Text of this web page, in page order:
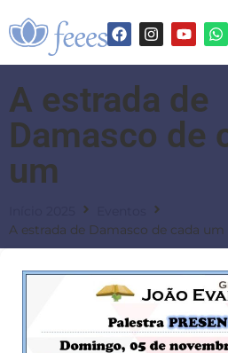
A estrada de
Damasco de
um
A estrada de Damasco de cada um